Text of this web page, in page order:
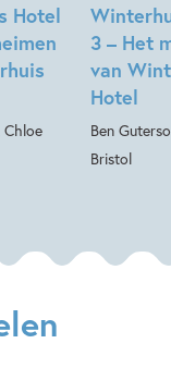
Hotel
Chloe
3 – Het
van
Hotel
Ben
Bristol